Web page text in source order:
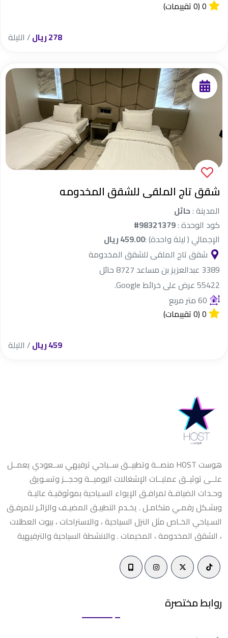
0(0 تقييمات)
278 ريال / الليلة
شقق تاج الملقى للشقق المخدومه
المدينة :حائل
كود الوحدة :#98321379
الإجمالي ( ليلة واحدة) :459.00 ريال
شقق تاج الملقى للشقق المخدومة
3389 عبدالعزيز بن مساعد 8727 حائل
55422 ‏عرض على خرائط Google.
60 متر مربع
0(0 تقييمات)
459 ريال / الليلة
هوست HOST منصــة وتطبيــق ســياحي ترفيهي ســعودي يعمــل
علــى توثيــق عمليــات الإشغالات اليوميــة وحجــز وتسـويق
وحـدات الضيافـة لمرافـق الإيواء السـياحية بموثوقيـة عاليـة
وبشـكل رقمـي متكامـل . يخـدم التطبيـق المضيـف والزائـر للمرفـق
السـياحي الخـاص مثل النزل السياحية ، والاستراحات ، بيوت العطلات
، الشقق المخدومة ، المخيمات . والانشطة السياحية والترفيهية
روابط مختصرة